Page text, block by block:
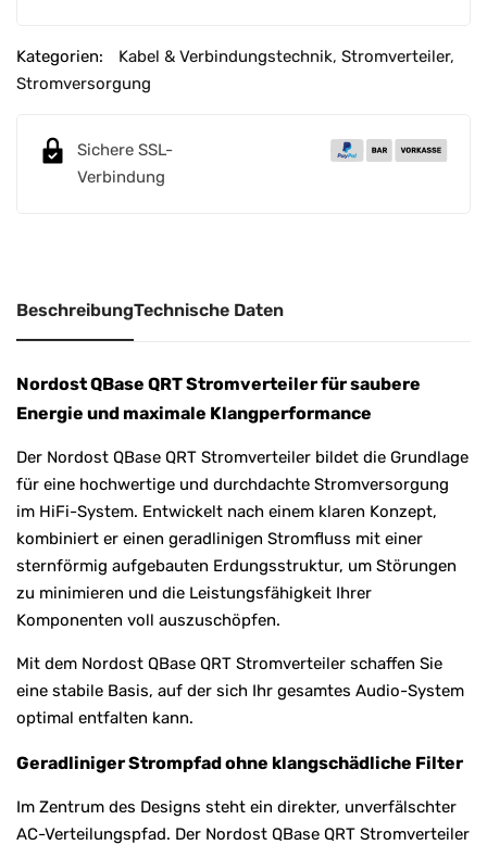
e
r
Kategorien: Kabel & Verbindungstechnik, Stromverteiler,
Stromversorgung
Sichere SSL-
Verbindung
BeschreibungTechnische Daten
Nordost QBase QRT Stromverteiler für saubere
Energie und maximale Klangperformance
Der Nordost QBase QRT Stromverteiler bildet die Grundlage
für eine hochwertige und durchdachte Stromversorgung
im HiFi-System. Entwickelt nach einem klaren Konzept,
kombiniert er einen geradlinigen Stromfluss mit einer
sternförmig aufgebauten Erdungsstruktur, um Störungen
zu minimieren und die Leistungsfähigkeit Ihrer
Komponenten voll auszuschöpfen.
Mit dem Nordost QBase QRT Stromverteiler schaffen Sie
eine stabile Basis, auf der sich Ihr gesamtes Audio-System
optimal entfalten kann.
Geradliniger Strompfad ohne klangschädliche Filter
Im Zentrum des Designs steht ein direkter, unverfälschter
AC-Verteilungspfad. Der Nordost QBase QRT Stromverteiler